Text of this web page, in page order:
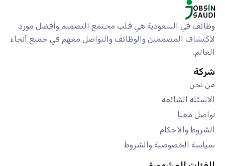
وظائف في السعودية هي قلب مجتمع التصميم وأفضل مورد
لاكتشاف المصممين والوظائف والتواصل معهم في جميع أنحاء
العالم.
شركة
من نحن
الاسئله الشائعه
تواصل معنا
الشروط والاحكام
سياسة الخصوصية والشروط